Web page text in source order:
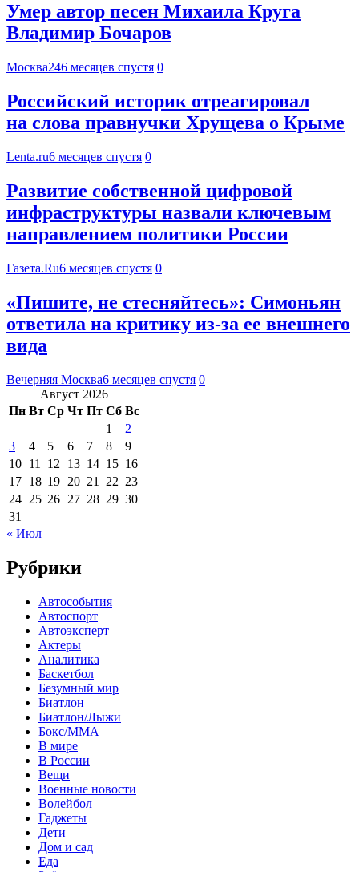
Умер автор песен Михаила Круга
Владимир Бочаров
Москва246 месяцев спустя 0
Российский историк отреагировал
на слова правнучки Хрущева о Крыме
Lenta.ru6 месяцев спустя 0
Развитие собственной цифровой
инфраструктуры назвали ключевым
направлением политики России
Газета.Ru6 месяцев спустя 0
«Пишите, не стесняйтесь»: Симоньян
ответила на критику из-за ее внешнего
вида
Вечерняя Москва6 месяцев спустя 0
Август 2026
Пн Вт Ср Чт Пт Сб Вс
1
2
3
4 5 6 7 8
9
10 11 12 13 14 15 16
17 18 19 20 21 22 23
24 25 26 27 28 29 30
31
« Июл
Рубрики
Автособытия
Автоспорт
Автоэксперт
Актеры
Аналитика
Баскетбол
Безумный мир
Биатлон
Биатлон/Лыжи
Бокс/MMA
В мире
В России
Вещи
Военные новости
Волейбол
Гаджеты
Дети
Дом и сад
Еда